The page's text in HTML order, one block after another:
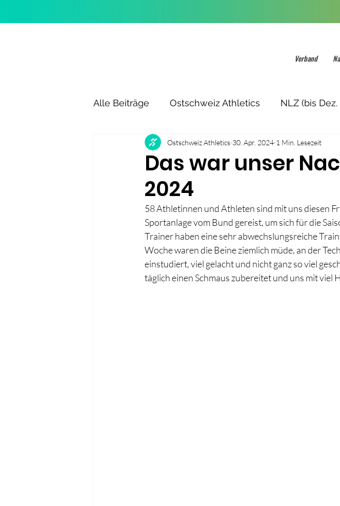
Verband
Alle Beiträge Ostschweiz Athletics NLZ (bis Dez.
Das war unser
2024
Ostschweiz Athletics 30. Apr. 2024 1 Min. Lesezeit
58 Athletinnen und Athleten sind mit uns diesen
Sportanlage vom Bund gereist, um sich für die
Trainer haben eine sehr abwechslungsreiche
Woche waren die Beine ziemlich müde, an der
einstudiert, viel gelacht und nicht ganz so viel
täglich einen Schmaus zubereitet und uns mit